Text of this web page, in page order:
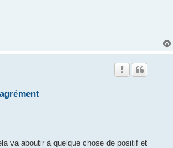
va aboutir à quelque chose de positif et